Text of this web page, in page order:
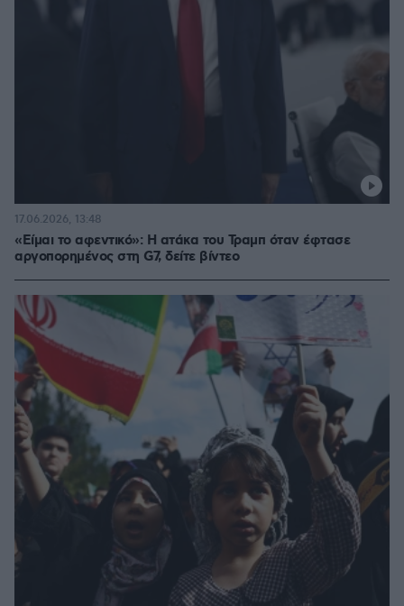
«Είμαι το αφεντικό»: Η ατάκα του Τραμπ όταν έφτασε
αργοπορημένος στη G7, δείτε βίντεο
17.06.2026, 13:48